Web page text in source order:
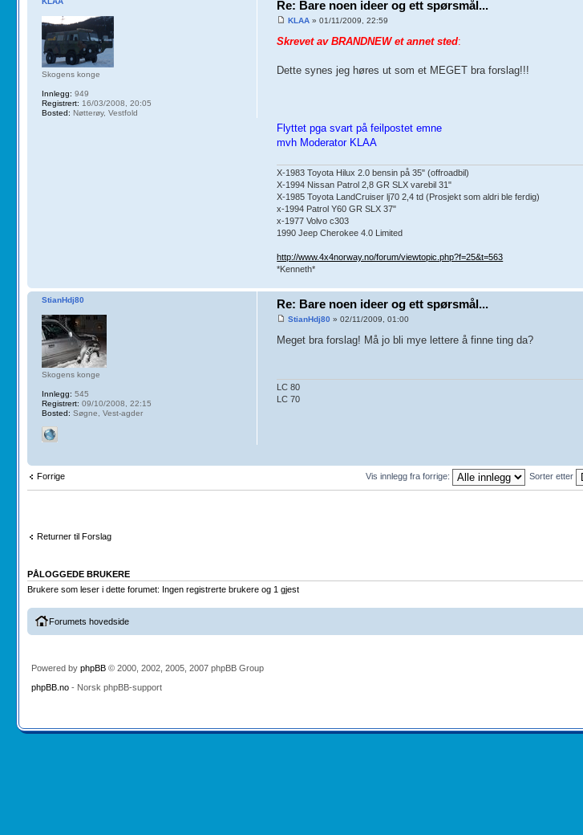
Re: Bare noen ideer og ett spørsmål...
KLAA » 01/11/2009, 22:59
Skrevet av BRANDNEW et annet sted:
Dette synes jeg høres ut som et MEGET bra forslag!!!
Flyttet pga svart på feilpostet emne
mvh Moderator KLAA
X-1983 Toyota Hilux 2.0 bensin på 35" (offroadbil)
X-1994 Nissan Patrol 2,8 GR SLX varebil 31"
X-1985 Toyota LandCruiser lj70 2,4 td (Prosjekt som aldri ble ferdig)
x-1994 Patrol Y60 GR SLX 37"
x-1977 Volvo c303
1990 Jeep Cherokee 4.0 Limited
http://www.4x4norway.no/forum/viewtopic.php?f=25&t=563
*Kenneth*
Skogens konge
Innlegg: 949
Registrert: 16/03/2008, 20:05
Bosted: Nøtterøy, Vestfold
Re: Bare noen ideer og ett spørsmål...
StianHdj80 » 02/11/2009, 01:00
Meget bra forslag! Må jo bli mye lettere å finne ting da?
LC 80
LC 70
StianHdj80
Skogens konge
Innlegg: 545
Registrert: 09/10/2008, 22:15
Bosted: Søgne, Vest-agder
Forrige Vis innlegg fra forrige: Sorter etter
Returner til Forslag
PÅLOGGEDE BRUKERE
Brukere som leser i dette forumet: Ingen registrerte brukere og 1 gjest
Forumets hovedside
Powered by phpBB© 2000, 2002, 2005, 2007 phpBB Group
phpBB.no- Norsk phpBB-support